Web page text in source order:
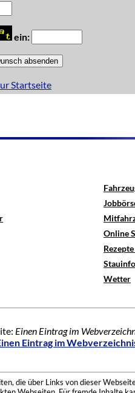
ein:
Startseite
Online
Wetter
Einen Eintrag im
Eintrag im
die über Links von dieser